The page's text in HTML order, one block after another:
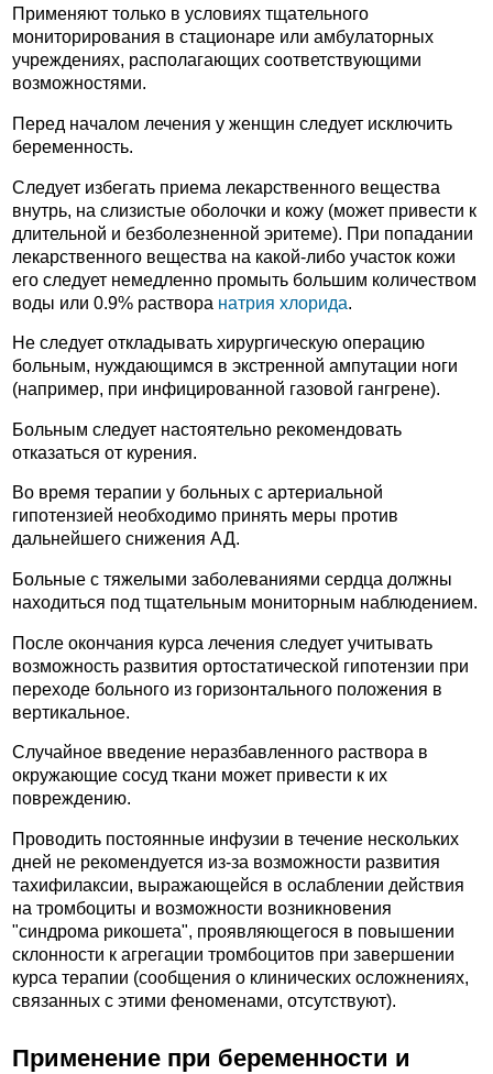
Применяют только в условиях тщательного
мониторирования в стационаре или амбулаторных
учреждениях, располагающих соответствующими
возможностями.
Перед началом лечения у женщин следует исключить
беременность.
Следует избегать приема лекарственного вещества
внутрь, на слизистые оболочки и кожу (может привести к
длительной и безболезненной эритеме). При попадании
лекарственного вещества на какой-либо участок кожи
его следует немедленно промыть большим количеством
воды или 0.9% раствора натрия хлорида.
Не следует откладывать хирургическую операцию
больным, нуждающимся в экстренной ампутации ноги
(например, при инфицированной газовой гангрене).
Больным следует настоятельно рекомендовать
отказаться от курения.
Во время терапии у больных с артериальной
гипотензией необходимо принять меры против
дальнейшего снижения АД.
Больные с тяжелыми заболеваниями сердца должны
находиться под тщательным мониторным наблюдением.
После окончания курса лечения следует учитывать
возможность развития ортостатической гипотензии при
переходе больного из горизонтального положения в
вертикальное.
Случайное введение неразбавленного раствора в
окружающие сосуд ткани может привести к их
повреждению.
Проводить постоянные инфузии в течение нескольких
дней не рекомендуется из-за возможности развития
тахифилаксии, выражающейся в ослаблении действия
на тромбоциты и возможности возникновения
"синдрома рикошета", проявляющегося в повышении
склонности к агрегации тромбоцитов при завершении
курса терапии (сообщения о клинических осложнениях,
связанных с этими феноменами, отсутствуют).
Применение при беременности и